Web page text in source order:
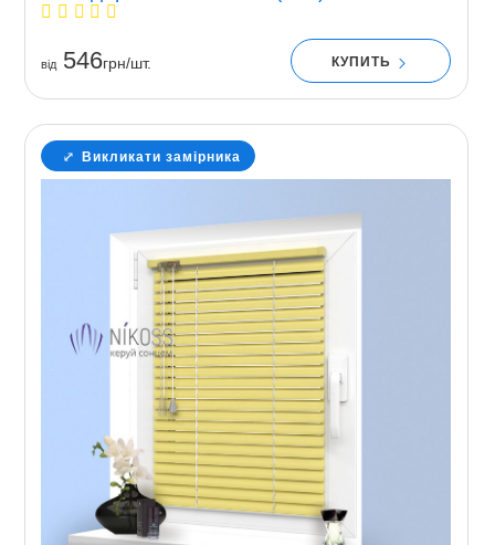
вiд546грн/шт. КУПИТЬ
Викликати замірника